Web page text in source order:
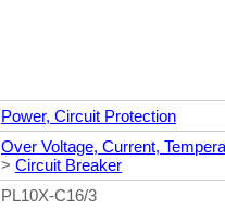
Power, Circuit Protection
Over Voltage, Current,
> Circuit Breaker
PL10X-C16/3